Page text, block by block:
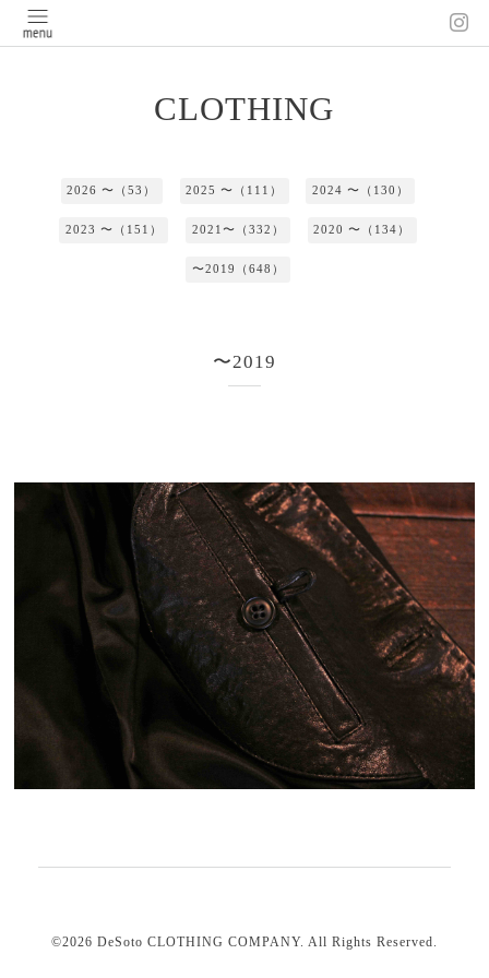
CLOTHING
2026 〜（53） 2025 〜（111） 2024 〜（130）
2023 〜（151） 2021〜（332） 2020 〜（134）
〜2019（648）
〜2019
©2026 DeSoto CLOTHING COMPANY. All Rights Reserved.